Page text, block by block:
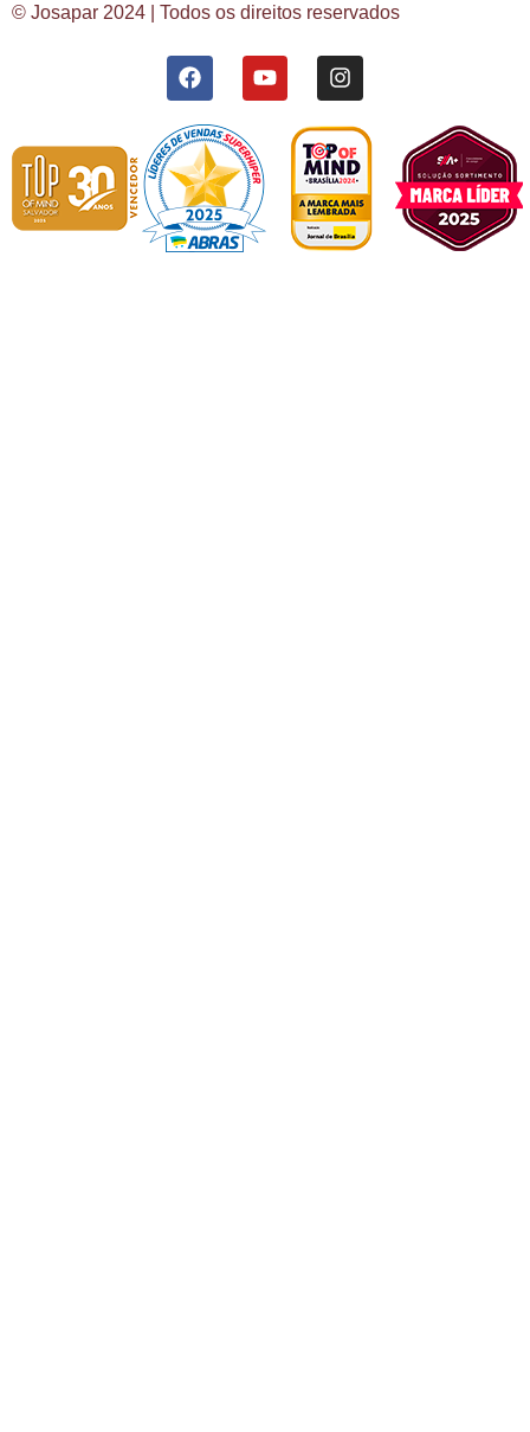
© Josapar 2024 | Todos os direitos reservados